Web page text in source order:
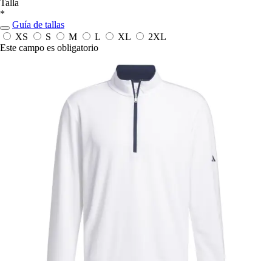
Talla
*
Guía de tallas
XS
S M L XL
2XL
Este campo es obligatorio